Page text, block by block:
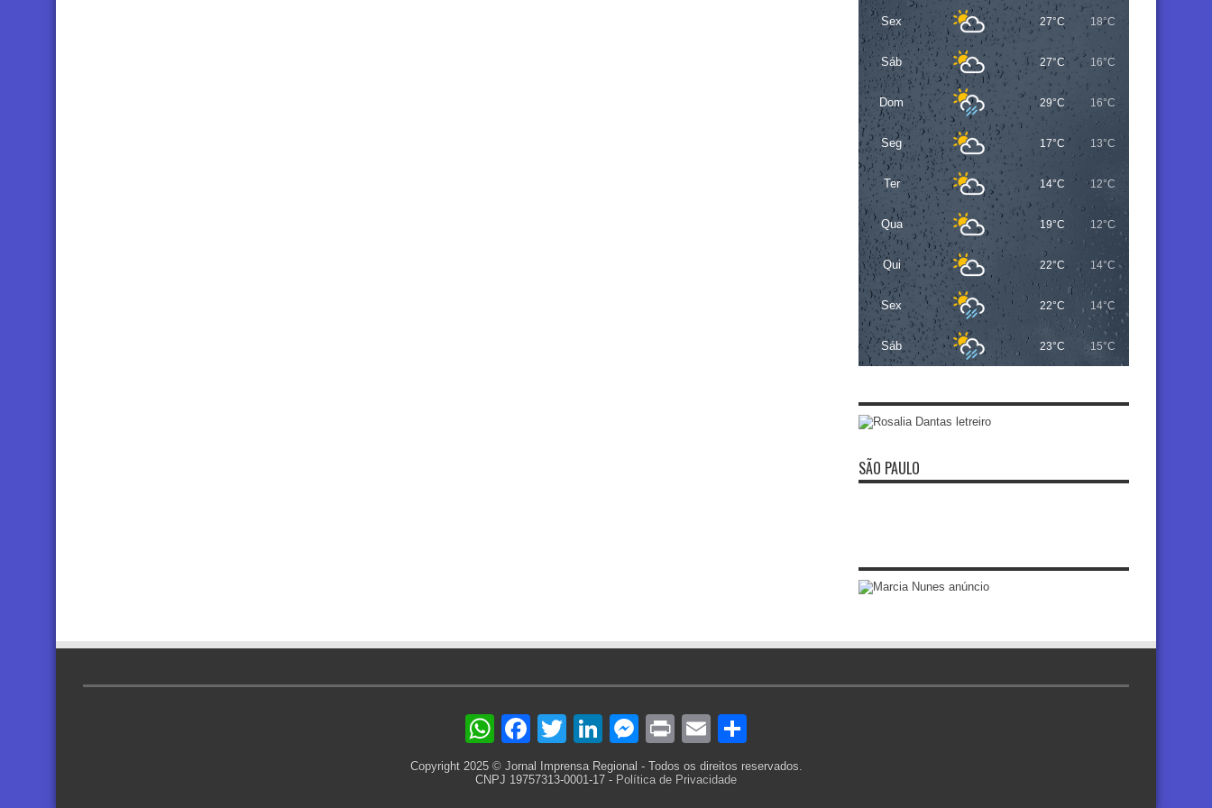
Sex 27°C 18°C
Sáb 27°C 16°C
Dom 29°C 16°C
Seg 17°C 13°C
Ter 14°C 12°C
Qua 19°C 12°C
Qui 22°C 14°C
Sex 22°C 14°C
Sáb 23°C 15°C
SÃO PAULO
WhatsApp
Facebook
TwitterLinkedIn
Messenger
PrintEmail
Copyright 2025 © Jornal Imprensa Regional - Todos os direitos reservados.
CNPJ 19757313-0001-17 - Política de Privacidade